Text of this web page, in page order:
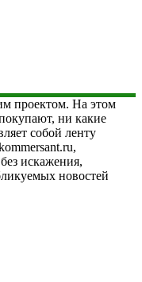
проектом. На этом
ни какие
собой ленту
искажения,
новостей